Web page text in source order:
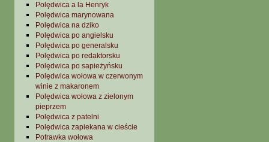
Polędwica a la Henryk
Polędwica marynowana
Polędwica na dziko
Polędwica po angielsku
Polędwica po generalsku
Polędwica po redaktorsku
Polędwica po sapieżyńsku
Polędwica wołowa w czerwonym
winie z makaronem
Polędwica wołowa z zielonym
pieprzem
Polędwica z patelni
Polędwica zapiekana w cieście
Potrawka wołowa